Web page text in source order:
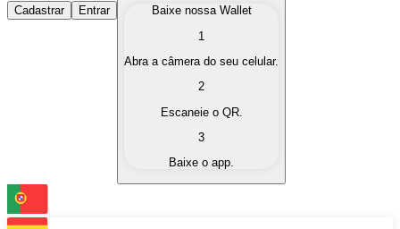
Comprar Criptomoedas
Compre as criptomoedas de seu interesse de forma
Converta suas criptomoedas em moeda fiduciária
Troque uma criptomoeda por outra
Cadastrar Entrar
Baixe nossa Wallet
1
Abra a câmera do seu celular.
2
Escaneie o QR.
3
Baixe o app.